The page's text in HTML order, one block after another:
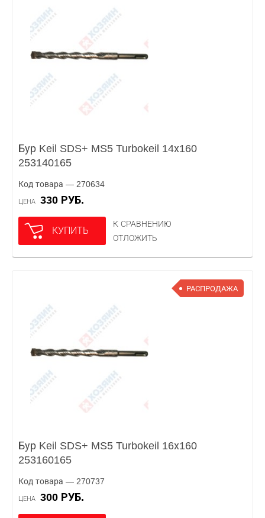
Бур Keil SDS+ MS5 Turbokeil 14х160
253140165
Код товара — 270634
ЦЕНА 330 РУБ.
КУПИТЬ
К СРАВНЕНИЮ
ОТЛОЖИТЬ
РАСПРОДАЖА
Бур Keil SDS+ MS5 Turbokeil 16х160
253160165
Код товара — 270737
ЦЕНА 300 РУБ.